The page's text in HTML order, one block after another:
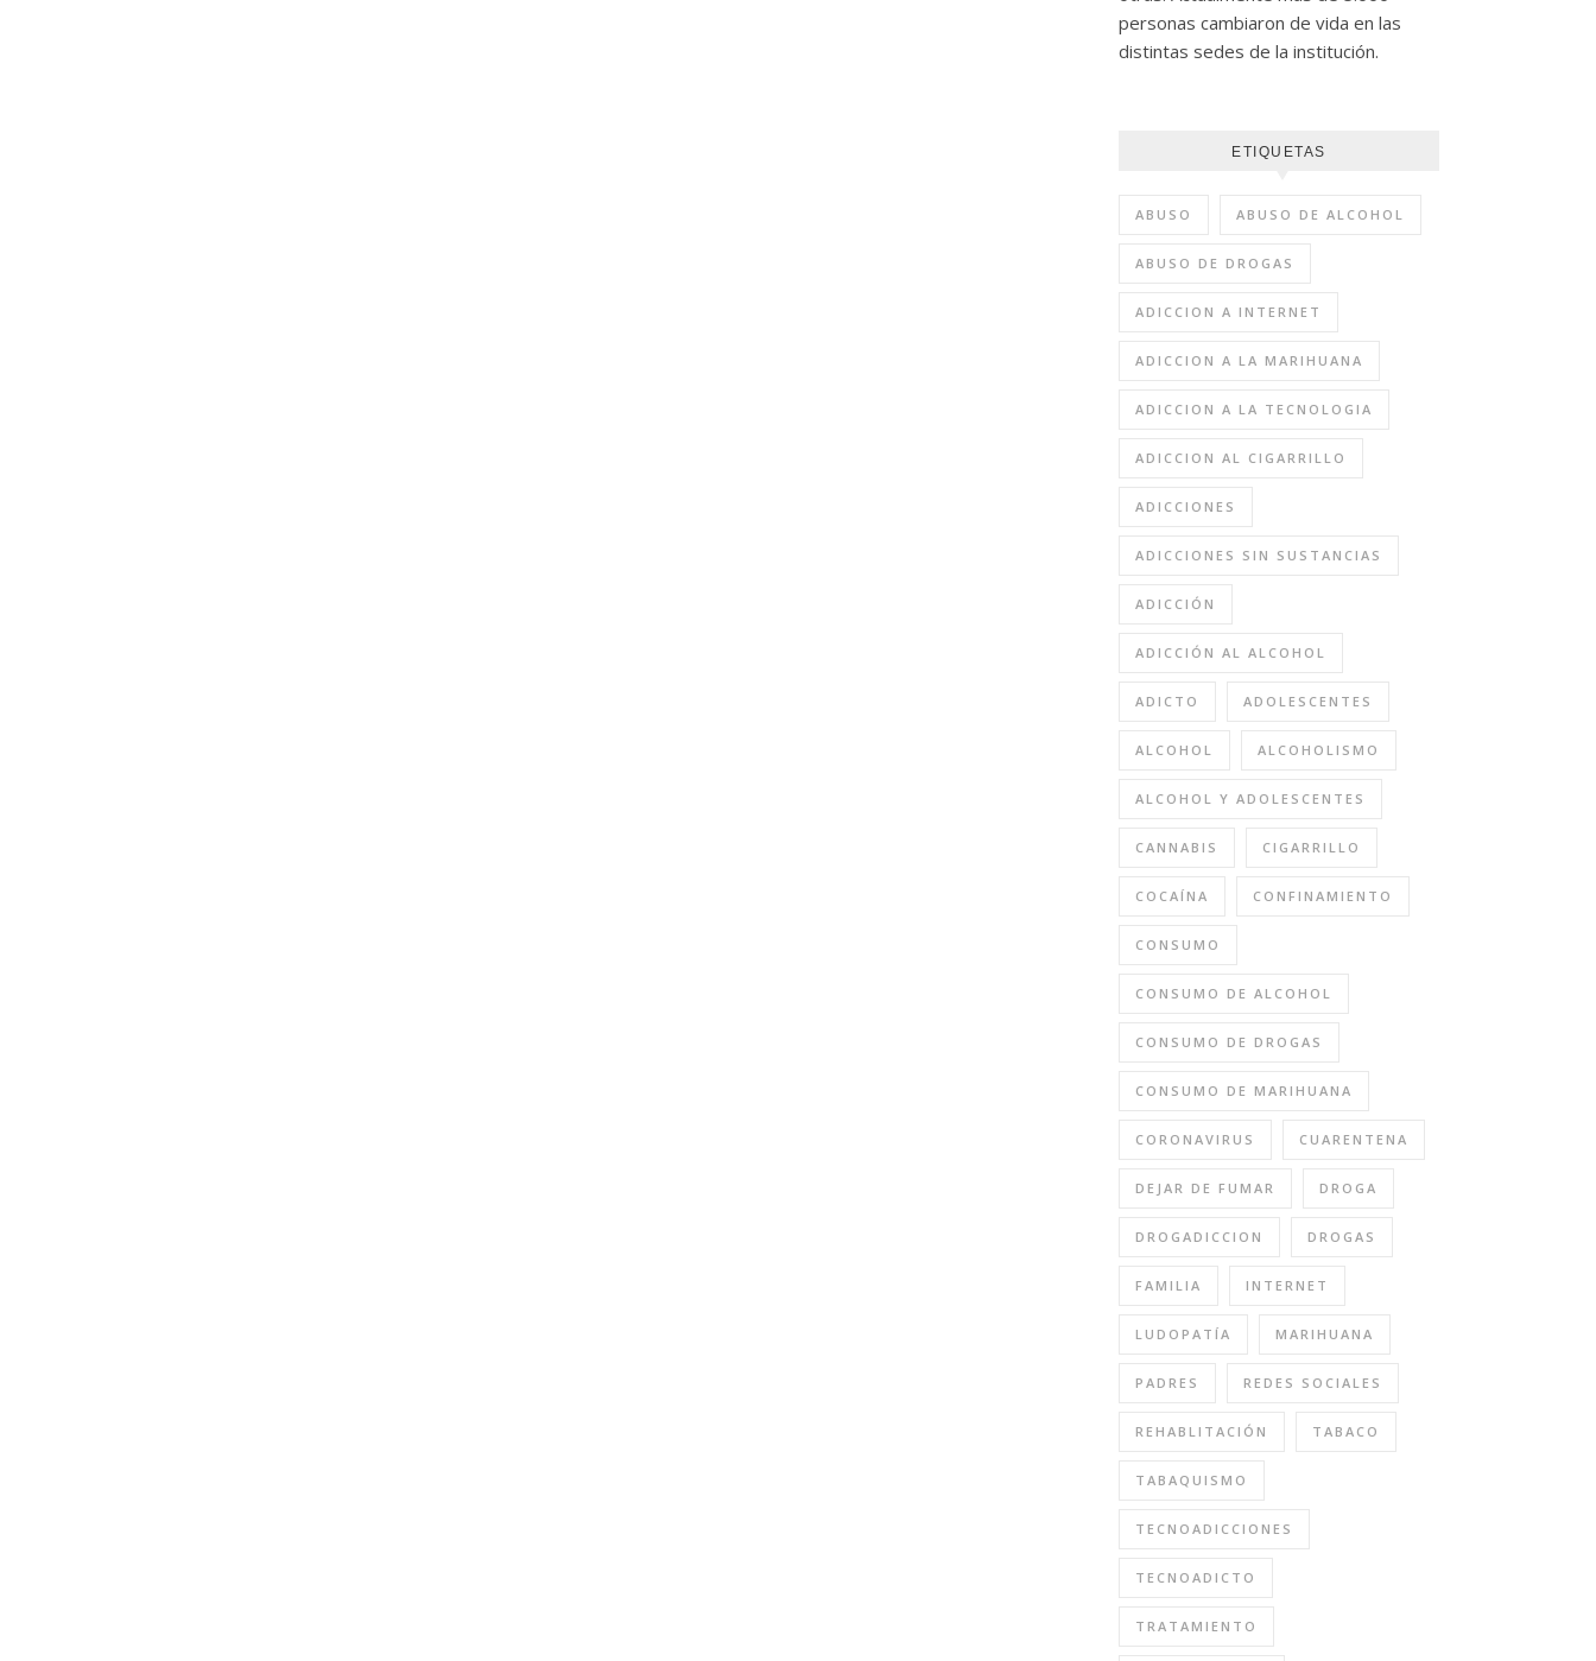
personas cambiaron de vida en las
distintas sedes de la institución.
ETIQUETAS
ABUSO ABUSO DE ALCOHOL
ABUSO DE DROGAS
ADICCION A INTERNET
ADICCION A LA MARIHUANA
ADICCION A LA TECNOLOGIA
ADICCION AL CIGARRILLO
ADICCIONES
ADICCIONES SIN SUSTANCIAS
ADICCIÓN
ADICCIÓN AL ALCOHOL
ADICTO ADOLESCENTES
ALCOHOL ALCOHOLISMO
ALCOHOL Y ADOLESCENTES
CANNABIS CIGARRILLO
COCAÍNA CONFINAMIENTO
CONSUMO
CONSUMO DE ALCOHOL
CONSUMO DE DROGAS
CONSUMO DE MARIHUANA
CORONAVIRUS CUARENTENA
DEJAR DE FUMAR DROGA
DROGADICCION DROGAS
FAMILIA INTERNET
LUDOPATÍA MARIHUANA
PADRES REDES SOCIALES
REHABLITACIÓN TABACO
TABAQUISMO
TECNOADICCIONES
TECNOADICTO
TRATAMIENTO